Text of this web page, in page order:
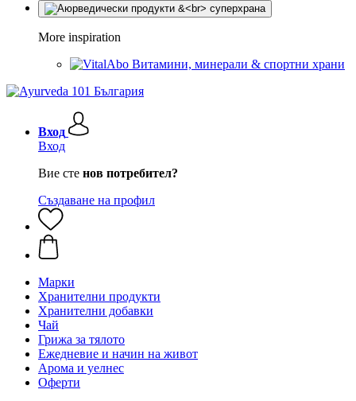
More inspiration
Витамини, минерали & спортни храни
Вход
Вход
Вие сте нов потребител?
Създаване на профил
Марки
Хранителни продукти
Хранителни добавки
Чай
Грижа за тялото
Ежедневие и начин на живот
Арома и уелнес
Оферти